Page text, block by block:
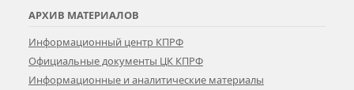
АРХИВ МАТЕРИАЛОВ
Информационный центр КПРФ
Официальные документы ЦК КПРФ
Информационные и аналитические материалы